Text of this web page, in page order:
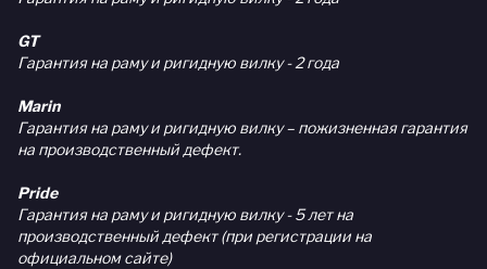
GT
Гарантия на раму и ригидную вилку - 2 года
Marin
Гарантия на раму и ригидную вилку – пожизненная гарантия
на производственный дефект.
Pride
Гарантия на раму и ригидную вилку - 5 лет на
производственный дефект (при регистрации на
официальном сайте)